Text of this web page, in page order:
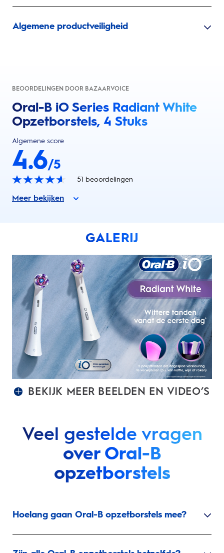
Algemene productveiligheid
BEOORDELINGEN DOOR BAZAARVOICE
Oral-B iO Series Radiant White
Opzetborstels, 4 Stuks
Algemene score
4.6/5
51 beoordelingen
Meer bekijken
GALERIJ
BEKIJK MEER BEELDEN EN VIDEO’S
Veel gestelde vragen
over Oral-B
opzetborstels
Hoelang gaan Oral-B opzetborstels mee?